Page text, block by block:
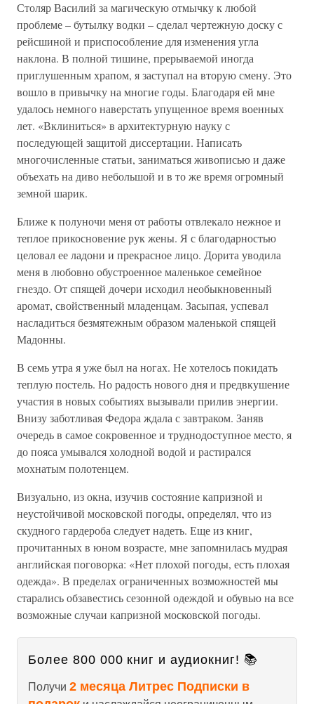
Столяр Василий за магическую отмычку к любой
проблеме – бутылку водки – сделал чертежную доску с
рейсшиной и приспособление для изменения угла
наклона. В полной тишине, прерываемой иногда
приглушенным храпом, я заступал на вторую смену. Это
вошло в привычку на многие годы. Благодаря ей мне
удалось немного наверстать упущенное время военных
лет. «Вклиниться» в архитектурную науку с
последующей защитой диссертации. Написать
многочисленные статьи, заниматься живописью и даже
объехать на диво небольшой и в то же время огромный
земной шарик.
Ближе к полуночи меня от работы отвлекало нежное и
теплое прикосновение рук жены. Я с благодарностью
целовал ее ладони и прекрасное лицо. Дорита уводила
меня в любовно обустроенное маленькое семейное
гнездо. От спящей дочери исходил необыкновенный
аромат, свойственный младенцам. Засыпая, успевал
насладиться безмятежным образом маленькой спящей
Мадонны.
В семь утра я уже был на ногах. Не хотелось покидать
теплую постель. Но радость нового дня и предвкушение
участия в новых событиях вызывали прилив энергии.
Внизу заботливая Федора ждала с завтраком. Заняв
очередь в самое сокровенное и труднодоступное место, я
до пояса умывался холодной водой и растирался
мохнатым полотенцем.
Визуально, из окна, изучив состояние капризной и
неустойчивой московской погоды, определял, что из
скудного гардероба следует надеть. Еще из книг,
прочитанных в юном возрасте, мне запомнилась мудрая
английская поговорка: «Нет плохой погоды, есть плохая
одежда». В пределах ограниченных возможностей мы
старались обзавестись сезонной одеждой и обувью на все
возможные случаи капризной московской погоды.
Более 800 000 книг и аудиокниг! 📚
Получи 2 месяца Литрес Подписки в